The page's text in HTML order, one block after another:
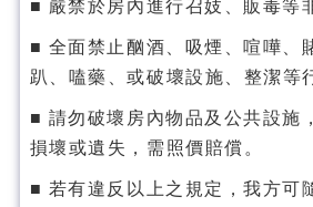
■ 嚴禁於房內進行召妓、販毒等
■ 全面禁止酗酒、吸煙、喧嘩、
趴、嗑藥、或破壞設施、整潔等
■ 請勿破壞房內物品及公共設施
損壞或遺失，需照價賠償。
■ 若有違反以上之規定，我方可